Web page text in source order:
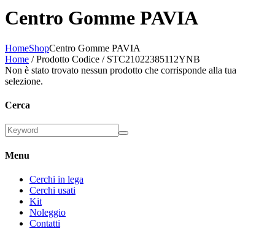
Centro Gomme PAVIA
HomeShopCentro Gomme PAVIA
Home / Prodotto Codice / STC21022385112YNB
Non è stato trovato nessun prodotto che corrisponde alla tua
selezione.
Cerca
Menu
Cerchi in lega
Cerchi usati
Kit
Noleggio
Contatti